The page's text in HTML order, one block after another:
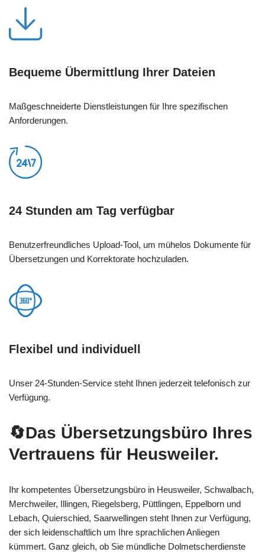
Bequeme Übermittlung Ihrer Dateien
Maßgeschneiderte Dienstleistungen für Ihre spezifischen
Anforderungen.
24 Stunden am Tag verfügbar
Benutzerfreundliches Upload-Tool, um mühelos Dokumente für
Übersetzungen und Korrektorate hochzuladen.
Flexibel und individuell
Unser 24-Stunden-Service steht Ihnen jederzeit telefonisch zur
Verfügung.
🔄Das Übersetzungsbüro Ihres
Vertrauens für Heusweiler.
Ihr kompetentes Übersetzungsbüro in Heusweiler, Schwalbach,
Merchweiler, Illingen, Riegelsberg, Püttlingen, Eppelborn und
Lebach, Quierschied, Saarwellingen steht Ihnen zur Verfügung,
der sich leidenschaftlich um Ihre sprachlichen Anliegen
kümmert. Ganz gleich, ob Sie mündliche Dolmetscherdienste